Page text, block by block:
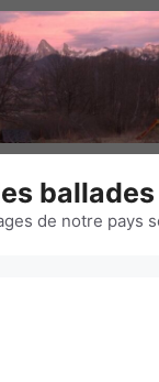
ballades
de notre pays